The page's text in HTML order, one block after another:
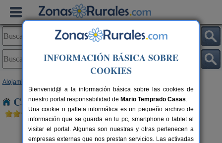
Alojamientos
Casas Rurales cerca de El Repilado
INFORMACIÓN BÁSICA SOBRE
COOKIES
Bienvenid@ a la información básica sobre las cookies de
nuestro portal responsabilidad de Mario Temprado Casas.
Una cookie o galleta informática es un pequeño archivo de
información que se guarda en tu pc, smartphone o tablet al
visitar el portal. Algunas son nuestras y otras pertenecen a
empresas externas que nos prestan servicios. Las activadas